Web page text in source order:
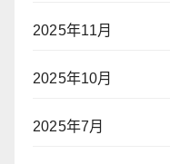
2025年11月
2025年10月
2025年7月